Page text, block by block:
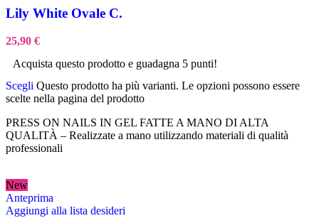
Lily White Ovale C.
25,90 €
Acquista questo prodotto e guadagna 5 punti!
Scegli Questo prodotto ha più varianti. Le opzioni possono essere
scelte nella pagina del prodotto
PRESS ON NAILS IN GEL FATTE A MANO DI ALTA
QUALITÀ – Realizzate a mano utilizzando materiali di qualità
professionali
New
Anteprima
Aggiungi alla lista desideri